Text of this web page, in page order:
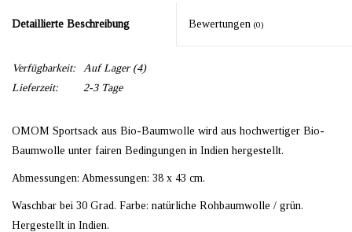
Detaillierte Beschreibung Bewertungen (0)
Verfügbarkeit: Auf Lager(4)
Lieferzeit:
2-3 Tage
OMOM Sportsack aus Bio-Baumwolle wird aus hochwertiger Bio-
Baumwolle unter fairen Bedingungen in Indien hergestellt.
Abmessungen: Abmessungen: 38 x 43 cm.
Waschbar bei 30 Grad. Farbe: natürliche Rohbaumwolle / grün.
Hergestellt in Indien.